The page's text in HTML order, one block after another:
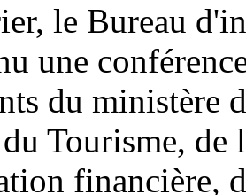
le Bureau
une
du ministère
Tourisme, de
financière,